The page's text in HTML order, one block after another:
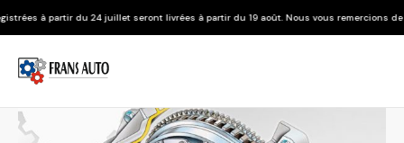
juillet seront livrées à partir du 19 août. Nous vous remercions de votre